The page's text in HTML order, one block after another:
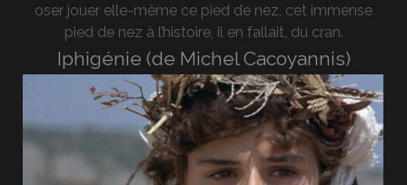
oser jouer elle-même ce pied de nez, cet immense
pied de nez à l’histoire, il en fallait, du cran.
Iphigénie (de Michel Cacoyannis)